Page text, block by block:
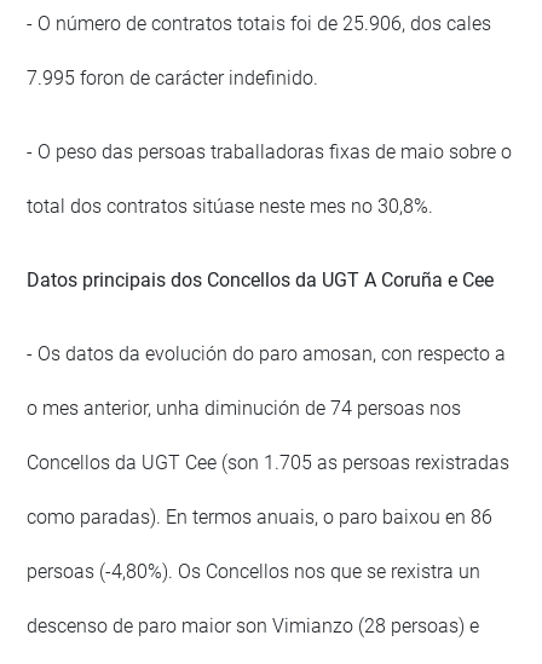
- O número de contratos totais foi de 25.906, dos cales
7.995 foron de carácter indefinido.
- O peso das persoas traballadoras fixas de maio sobre o
total dos contratos sitúase neste mes no 30,8%.
Datos principais dos Concellos da UGT A Coruña e Cee
- Os datos da evolución do paro amosan, con respecto a
o mes anterior, unha diminución de 74 persoas nos
Concellos da UGT Cee (son 1.705 as persoas rexistradas
como paradas). En termos anuais, o paro baixou en 86
persoas (-4,80%). Os Concellos nos que se rexistra un
descenso de paro maior son Vimianzo (28 persoas) e